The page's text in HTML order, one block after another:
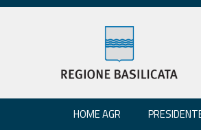
HOME AGR